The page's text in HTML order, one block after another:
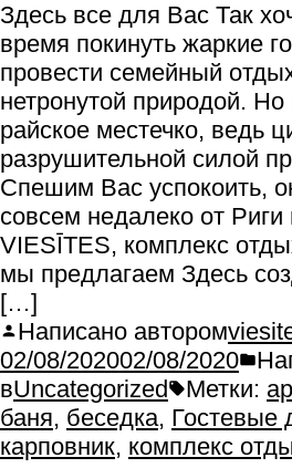
Здесь все для Вас Так
время покинуть жаркие
провести семейный
нетронутой природой. Но
райское местечко, ведь
разрушительной силой
Спешим Вас успокоить,
совсем недалеко от Риги
VIESĪTES, комплекс
мы предлагаем Здесь
[…]
Написано автором
02/08/202002/08/2020
вUncategorized Метки:
баня, беседка, Гостевые
карповник, комплекс